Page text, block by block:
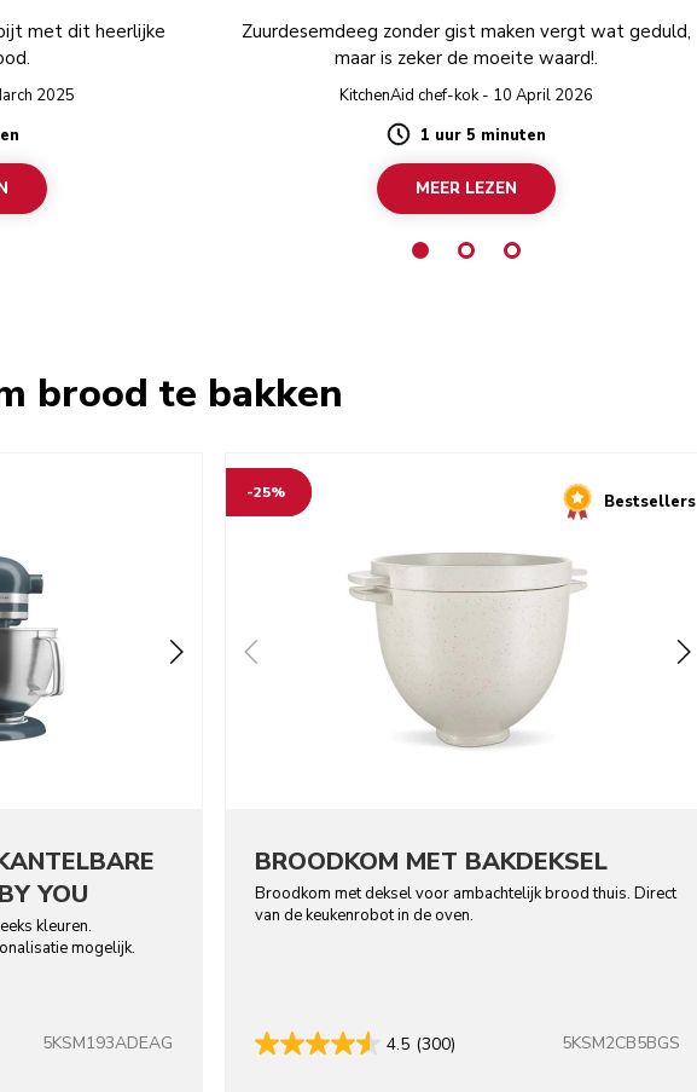
met dit heerlijke
2025
Zuurdesemdeeg zonder gist maken vergt wat geduld,
maar is zeker de moeite waard!.
KitchenAid chef-kok - 10 April 2026
Duration1 uur 5 minuten
MEER LEZEN
brood te bakken
YOU
kleuren.
mogelijk.
5KSM193ADEAG
-25% Bestsellers
BROODKOM MET BAKDEKSEL
Broodkom met deksel voor ambachtelijk brood thuis. Direct
van de keukenrobot in de oven.
4.5 (300) 5KSM2CB5BGS